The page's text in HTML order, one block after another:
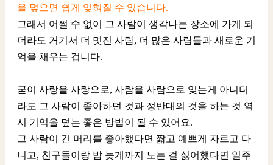
을 덮으면 쉽게 잊혀질 수 있습니다.
그래서 어쩔 수 없이 그 사람이 생각나는 장소에 가게 되
더라도 거기서 더 멋진 사람, 더 많은 사람들과 새로운 기
억을 채우는 겁니다.
굳이 사랑을 사랑으로, 사람을 사람으로 잊는게 아니더
라도 그 사람이 좋아하던 것과 정반대의 것을 하는 것 역
시 기억을 덮는 좋은 방법이 될 수 있어요.
그 사람이 긴 머리를 좋아했다면 짧고 예쁘게 자르고 다
니고, 친구들이랑 밤 늦게까지 노는 걸 싫어했다면 일주